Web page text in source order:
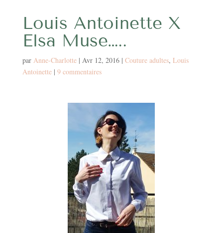
Louis Antoinette X
Elsa Muse…..
par Anne-Charlotte| Avr 12, 2016| Couture adultes, Louis
Antoinette| 9 commentaires